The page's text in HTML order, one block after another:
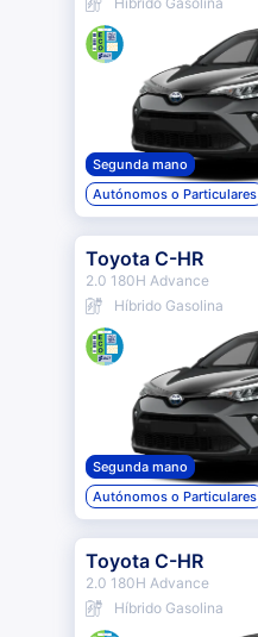
Segunda mano
Autónomos o Particulares
Toyota C-HR
2.0 180H Advance
Híbrido Gasolina
Segunda mano
Autónomos o Particulares
Toyota C-HR
2.0 180H Advance
Híbrido Gasolina